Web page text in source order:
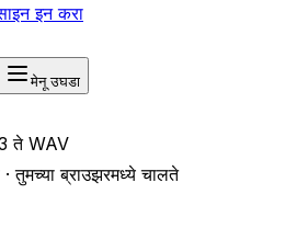
इन करा
मेनू उघडा
ते WAV
· तुमच्या ब्राउझरमध्ये चालते